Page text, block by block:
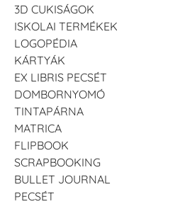
3D CUKISÁGOK
ISKOLAI TERMÉKEK
LOGOPÉDIA
KÁRTYÁK
EX LIBRIS PECSÉT
DOMBORNYOMÓ
TINTAPÁRNA
MATRICA
FLIPBOOK
SCRAPBOOKING
BULLET JOURNAL
PECSÉT